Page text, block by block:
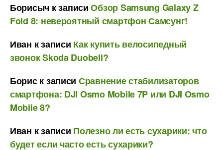
Борисыч к записиОбзор Samsung Galaxy Z
Fold 8: невероятный смартфон Самсунг!
Иван к записи Как купить велосипедный
звонок Skoda Duobell?
Бориск записи Сравнение стабилизаторов
смартфона: DJI Osmo Mobile 7P или DJI Osmo
Mobile 8?
Иван к записи Полезно ли есть сухарики: что
будет если часто есть сухарики?